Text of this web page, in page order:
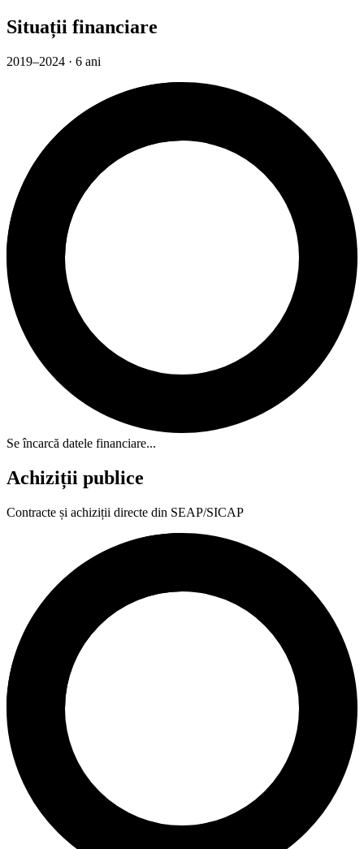
Situații financiare
2019–2024 · 6 ani
Se încarcă datele financiare...
Achiziții publice
Contracte și achiziții directe din SEAP/SICAP